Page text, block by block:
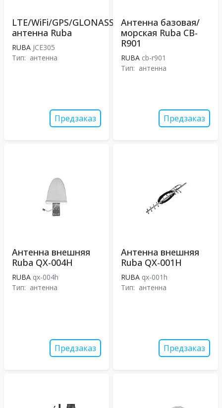
LTE/WiFi/GPS/GLONASS
антенна Ruba
RUBA JCE305
Тип: антенна
Предзаказ
Антенна базовая/
морская Ruba CB-
R901
RUBA cb-r901
Тип: антенна
Предзаказ
Антенна внешняя
Ruba QX-004H
RUBA qx-004h
Тип: антенна
Предзаказ
Антенна внешняя
Ruba QX-001H
RUBA qx-001h
Тип: антенна
Предзаказ